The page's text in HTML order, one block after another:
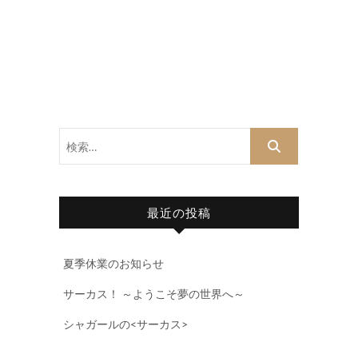
最近の投稿
夏季休業のお知らせ
サーカス！ ～ようこそ夢の世界へ～
シャガールの<サーカス>